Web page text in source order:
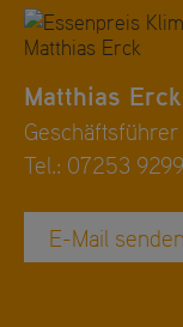
Matthias Erck
Geschäftsführer
Tel.: 07253
E-Mail senden